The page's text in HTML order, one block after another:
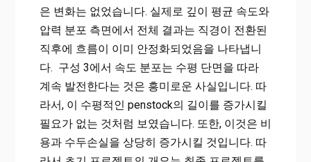
은 변화는 없었습니다. 실제로 깊이 평균 속도와
압력 분포 측면에서 전체 결과는 직경이 전환된
직후에 흐름이 이미 안정화되었음을 나타냅니
다. 구성 3에서 속도 분포는 수평 단면을 따라
계속 발전한다는 것은 흥미로운 사실입니다. 따
라서, 이 수평적인 penstock의 길이를 증가시킬
필요가 없는 것처럼 보였습니다. 또한, 이것은 비
용과 수두손실을 상당히 증가시킬 것입니다. 따